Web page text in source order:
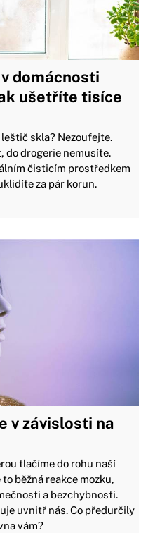
domácnosti
ušetříte tisíce
skla? Nezoufejte.
do drogerie nemusíte.
čisticím prostředkem
za pár korun.
v závislosti na
tlačíme do rohu naší
běžná reakce mozku,
a bezchybnosti.
uvnitř nás. Co předurčily
vám?